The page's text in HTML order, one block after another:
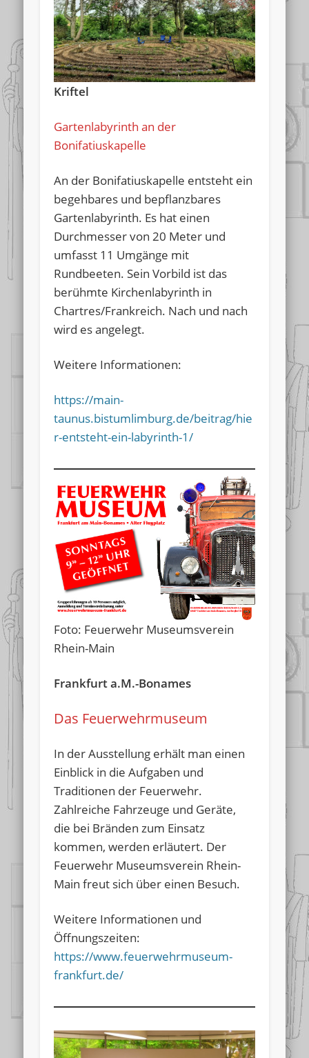
Kriftel
Gartenlabyrinth an der
Bonifatiuskapelle
An der Bonifatiuskapelle entsteht ein
begehbares und bepflanzbares
Gartenlabyrinth. Es hat einen
Durchmesser von 20 Meter und
umfasst 11 Umgänge mit
Rundbeeten. Sein Vorbild ist das
berühmte Kirchenlabyrinth in
Chartres/Frankreich. Nach und nach
wird es angelegt.
Weitere Informationen:
https://main-
taunus.bistumlimburg.de/beitrag/hie
r-entsteht-ein-labyrinth-1/
Foto: Feuerwehr Museumsverein
Rhein-Main
Frankfurt a.M.-Bonames
Das Feuerwehrmuseum
In der Ausstellung erhält man einen
Einblick in die Aufgaben und
Traditionen der Feuerwehr.
Zahlreiche Fahrzeuge und Geräte,
die bei Bränden zum Einsatz
kommen, werden erläutert. Der
Feuerwehr Museumsverein Rhein-
Main freut sich über einen Besuch.
Weitere Informationen und
Öffnungszeiten:
https://www.feuerwehrmuseum-
frankfurt.de/